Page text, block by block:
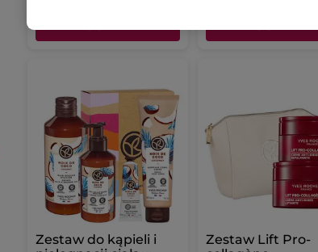
Zestaw do kąpieli i
Zestaw Lift Pro-